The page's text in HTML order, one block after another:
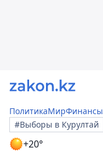
ПолитикаМирФинансы
#Выборы в Курултай
+20°